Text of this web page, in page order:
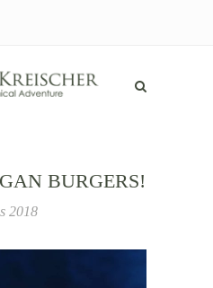
BURGERS!
2018